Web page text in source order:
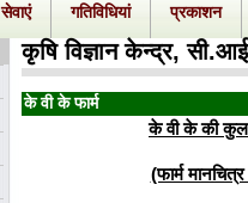
सेवाएं गतिविधियां प्रकाशन
कृषि विज्ञान केन्द्र,
के वी के फार्म
के वी के की कुल
(फार्म